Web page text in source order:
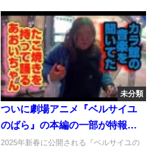
未分類
ついに劇場アニメ『ベルサイユ
のばら』の本編の一部が特報映
像で公開。
2025年新春に公開される『ベルサイユの